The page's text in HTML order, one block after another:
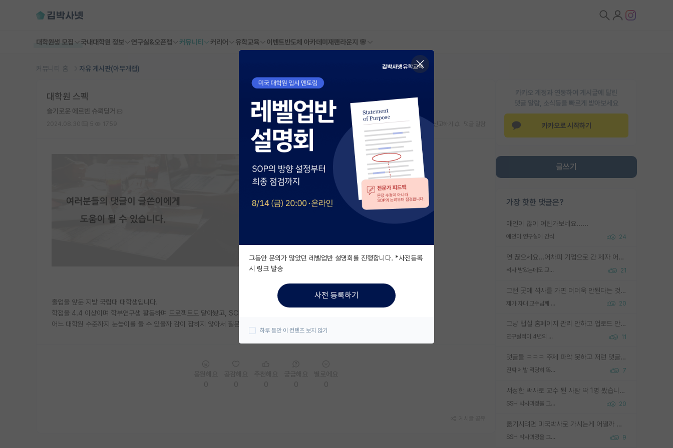
대학원생 모집 국내대학원 정보 연구실&오픈랩 커뮤니티 커리어 유학교육 이벤트반도체 아카데미 재팬라운지 🌸
커뮤니티 홈 자유 게시판(아무개랩)
카카오 계정과 연동하여 게시글에 달린
댓글 알람, 소식등을 빠르게 받아보세요
카카오로 시작하기
글쓰기
가장 핫한 댓글은?
애인이 많이 어린가보네요......
애인이 연구실에 간식 24
연 끊으세요...어차피 기업으로 간 제자 어떻게 못합니다. 기업에서는 교수들 사기꾼으로 보는 시선도 강하고, 앞에서나 교수님하고 떠받들어주지 많이 무시합니다. 영향력도 0에 수렴합니다. 그리고 생각해보십시오. 석사로 기업간 제자가 무슨 힘이 있다고 과제를 달라고 합니까? 말만 교수지 무능력자라고 생각합니다. 세금이 아깝습니다.
석사 받았는데도 교수랑 연락한다. 21
그런 곳에 석사를 가면 더더욱 안된다는 것을 깨달으시면 된겁니다!
제가 자대 교수님께 무례하게 행동한 걸까요? 20
그냥 랩실 홈페이지 관리 안하고 업로드 안한거 아님?
연구실적이 4년의 공백이 있는거 어떻게 생각하냐 11
댓글들 ㅋㅋㅋ 주제 파악 못하고 저런 댓글들을 쓰네. 조직에 인간이 얼마나 중요한데 걱정될 수도 있지 ㅋㅋ 본인들은 퍽이나 잘하나봐 ? 현실은 남들한테 욕 안 먹는 1인분만 하는 것도 힘들텐데 ?
진짜 제발 적당히 똑똑한 박사과정이라도 위에 있었으면.. 7
서성한 박사로 교수 된 사람 딱 1명 봤습니다. 근데 지방대 박사로 교수된 거는 기적이 일어나야되요. 서성한 학부부터여도 빡센게 교수임용일텐데 지방대박사로 무슨 교수가 되나요...... 중소기업/중견기업 팀장급/연구소장급이나 될거 같네요.
SSH 박사과정을 그만두고 지방대 박사로 옮기면 교수의 꿈은 끝일까요? 20
옮기시려면 미국박사로 가시는게 어떨까 싶네요. 교수가 꿈이면 미국박사 하고 미국교수 까지 같이 노리시는게 기회가 많지 않을까요?
SSH 박사과정을 그만두고 지방대 박사로 옮기면 교수의 꿈은 끝일까요? 9
대학원 스펙
슬기로운 에르빈 슈뢰딩거
스크랩 신고하기
졸업을 앞둔 지방 국립대 대학생입니다.
학점을 4.4 이상이며 학부연구생 활동하며 프로젝트도 맡아봤고, SCI 논문(1저자)을 작성한 경험이 있습니다.
어느 대학원 수준까지 눈높이를 둘 수 있을까 감이 잡히지 않아서 질문 드립니다!
그동안 문의가 많았던 레벨업반 설명회를 진행합니다. *사전등록
시 링크 발송
사전 등록하기
하루 동안 이 컨텐츠 보지 않기